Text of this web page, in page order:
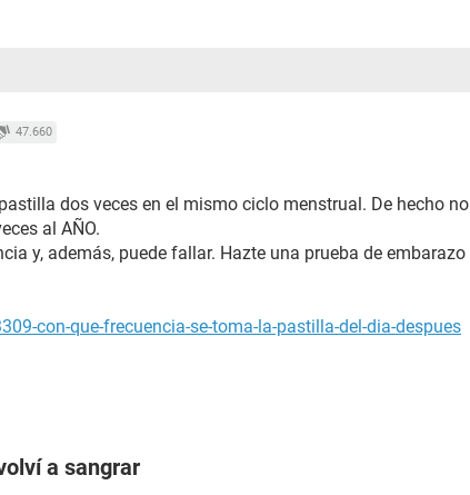
47.660
dos veces en el mismo ciclo menstrual. De hecho no
al AÑO.
y, además, puede fallar. Hazte una prueba de embarazo
con-que-frecuencia-se-toma-la-pastilla-del-dia-despues
a sangrar